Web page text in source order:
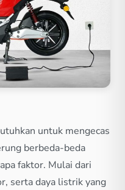
untuk mengecas
berbeda-beda
faktor. Mulai dari
serta daya listrik yang